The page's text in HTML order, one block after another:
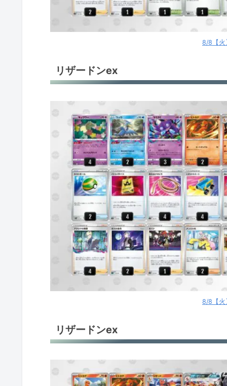
サーナイトex
サーナイトex
サーナイトex
ミュウV
ロストバレット
ロストバレット
ロストバレット
ミライドンex
ルギアV
ルギアV
だんけつのつばさ
環境デッキレシピまとめ
8/8【火
リザードンex
8/8【火
リザードンex